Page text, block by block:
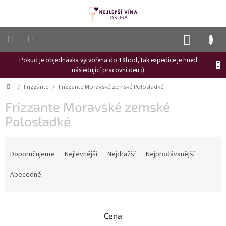
Pokud je objednávka vytvořena do 18hod, tak expedice je hned
následující pracovní den :)
Frizzante
víno
Hroznový
mošt
novinky
Domů
/ Frizzante / Frizzante Moravské zemské Polosladké
Frizzante Moravské zemské
Polosladké
Doporučujeme Nejlevnější Nejdražší
Nejprodávanější
Abecedně
Cena